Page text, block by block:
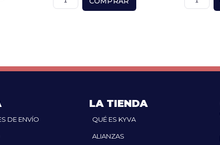
DE ENVÍO
LA TIENDA
QUÉ ES KYVA
ALIANZAS